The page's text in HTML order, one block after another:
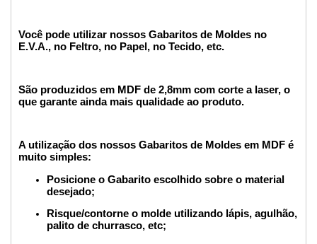
Você pode utilizar nossos Gabaritos de Moldes no
E.V.A., no Feltro, no Papel, no Tecido, etc.
São produzidos em MDF de 2,8mm com corte a laser, o
que garante ainda mais qualidade ao produto.
A utilização dos nossos Gabaritos de Moldes em MDF é
muito simples:
Posicione o Gabarito escolhido sobre o material
desejado;
Risque/contorne o molde utilizando lápis, agulhão,
palito de churrasco, etc;